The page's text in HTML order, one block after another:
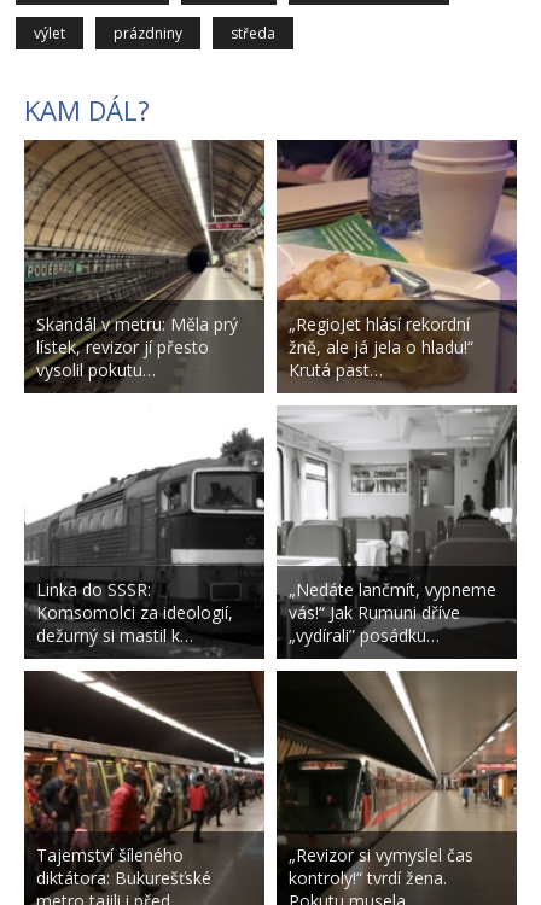
výlet prázdniny středa
KAM DÁL?
Skandál v metru: Měla prý
lístek, revizor jí přesto
vysolil pokutu…
Linka do SSSR:
Komsomolci za ideologií,
dežurný si mastil k…
Tajemství šíleného
diktátora: Bukurešťské
metro tajili i před…
„RegioJet hlásí rekordní
žně, ale já jela o hladu!“
Krutá past…
„Nedáte lančmít, vypneme
vás!“ Jak Rumuni dříve
„vydírali” posádku…
„Revizor si vymyslel čas
kontroly!“ tvrdí žena.
Pokutu musela…